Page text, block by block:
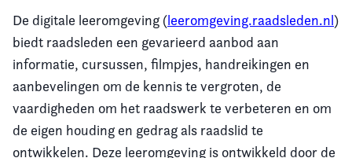
De digitale leeromgeving (leeromgeving.raadsleden.nl)
biedt raadsleden een gevarieerd aanbod aan
informatie, cursussen, filmpjes, handreikingen en
aanbevelingen om de kennis te vergroten, de
vaardigheden om het raadswerk te verbeteren en om
de eigen houding en gedrag als raadslid te
ontwikkelen. Deze leeromgeving is ontwikkeld door de